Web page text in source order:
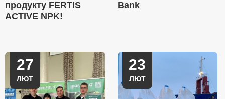
продукту FERTIS
ACTIVE NPK!
Bank
27
ЛЮТ
23
ЛЮТ